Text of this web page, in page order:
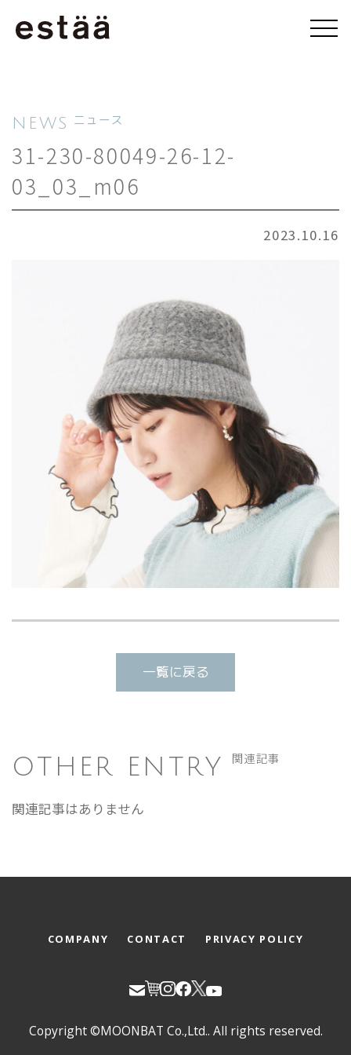
NEWS ニュース
31-230-80049-26-12-
03_03_m06
2023.10.16
一覧に戻る
OTHER ENTRY 関連記事
関連記事はありません
COMPANY CONTACT PRIVACY POLICY
Copyright ©MOONBAT Co.,Ltd.. All rights reserved.